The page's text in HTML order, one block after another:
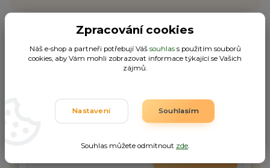
Nepropásněte novinky, akce
Můžete se kdykoli odhlásit. Zasíláme jednou za 14 dní.
Zpracování cookies
Náš e-shop a partneři potřebují Váš souhlass použitím souborů
cookies, aby Vám mohli zobrazovat informace týkající se Vašich
zájmů.
Nastavení Souhlasím
Souhlas můžete odmítnout zde.